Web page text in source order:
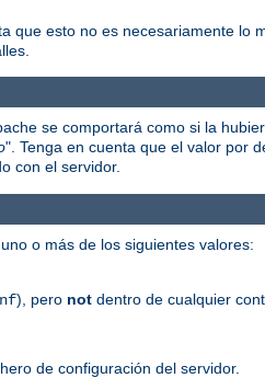
que esto no es necesariamente lo
se comportará como si la
". Tenga en cuenta que el valor por
con el servidor.
o más de los siguientes valores:
), pero not dentro de cualquier
de configuración del servidor.